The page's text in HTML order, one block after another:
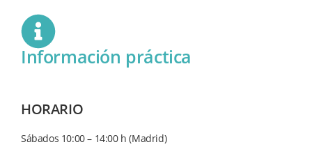
Información práctica
HORARIO
Sábados 10:00 – 14:00 h (Madrid)